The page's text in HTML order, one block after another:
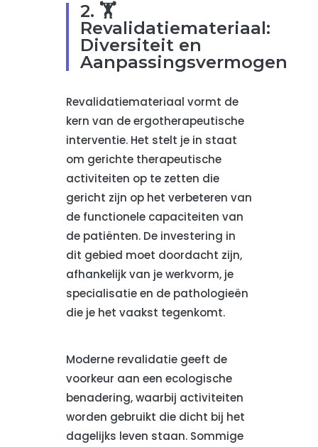
2. 🏋️
Revalidatiemateriaal:
Diversiteit en
Aanpassingsvermogen
Revalidatiemateriaal vormt de
kern van de ergotherapeutische
interventie. Het stelt je in staat
om gerichte therapeutische
activiteiten op te zetten die
gericht zijn op het verbeteren van
de functionele capaciteiten van
de patiënten. De investering in
dit gebied moet doordacht zijn,
afhankelijk van je werkvorm, je
specialisatie en de pathologieën
die je het vaakst tegenkomt.
Moderne revalidatie geeft de
voorkeur aan een ecologische
benadering, waarbij activiteiten
worden gebruikt die dicht bij het
dagelijks leven staan. Sommige